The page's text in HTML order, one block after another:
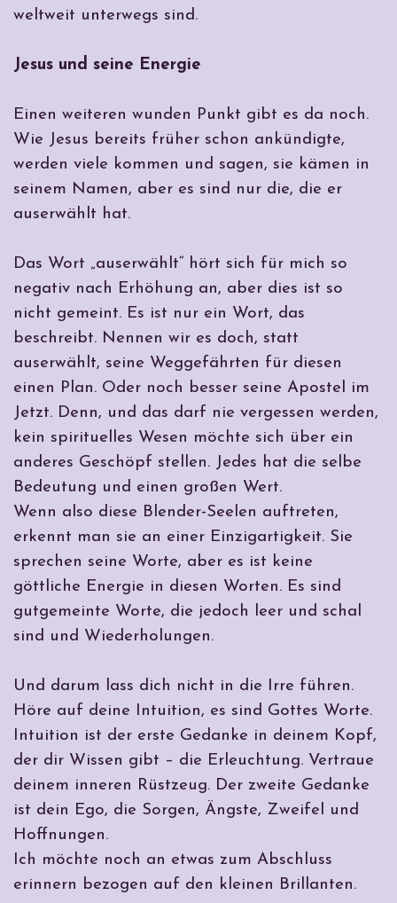
weltweit unterwegs sind.
Jesus und seine Energie
Einen weiteren wunden Punkt gibt es da noch.
Wie Jesus bereits früher schon ankündigte,
werden viele kommen und sagen, sie kämen in
seinem Namen, aber es sind nur die, die er
auserwählt hat.
Das Wort „auserwählt“ hört sich für mich so
negativ nach Erhöhung an, aber dies ist so
nicht gemeint. Es ist nur ein Wort, das
beschreibt. Nennen wir es doch, statt
auserwählt, seine Weggefährten für diesen
einen Plan. Oder noch besser seine Apostel im
Jetzt. Denn, und das darf nie vergessen werden,
kein spirituelles Wesen möchte sich über ein
anderes Geschöpf stellen. Jedes hat die selbe
Bedeutung und einen großen Wert.
Wenn also diese Blender-Seelen auftreten,
erkennt man sie an einer Einzigartigkeit. Sie
sprechen seine Worte, aber es ist keine
göttliche Energie in diesen Worten. Es sind
gutgemeinte Worte, die jedoch leer und schal
sind und Wiederholungen.
Und darum lass dich nicht in die Irre führen.
Höre auf deine Intuition, es sind Gottes Worte.
Intuition ist der erste Gedanke in deinem Kopf,
der dir Wissen gibt – die Erleuchtung. Vertraue
deinem inneren Rüstzeug. Der zweite Gedanke
ist dein Ego, die Sorgen, Ängste, Zweifel und
Hoffnungen.
Ich möchte noch an etwas zum Abschluss
erinnern bezogen auf den kleinen Brillanten.